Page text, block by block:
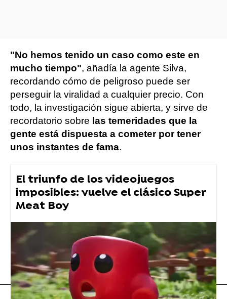
"No hemos tenido un caso como este en
mucho tiempo", añadía la agente Silva,
recordando cómo de peligroso puede ser
perseguir la viralidad a cualquier precio. Con
todo, la investigación sigue abierta, y sirve de
recordatorio sobre las temeridades que la
gente está dispuesta a cometer por tener
unos instantes de fama.
El triunfo de los videojuegos
imposibles: vuelve el clásico Super
Meat Boy
tiktok challenge
Flooxer Now » Noticias